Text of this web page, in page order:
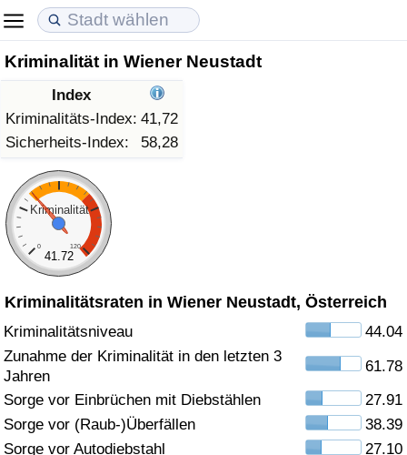
Kriminalität in Wiener Neustadt
Index
Kriminalitäts-Index: 41,72
Sicherheits-Index:
58,28
Kriminalität
0 120
41.72
Kriminalitätsraten in Wiener Neustadt, Österreich
Kriminalitätsniveau
44.04
Zunahme der Kriminalität in den letzten 3
Jahren
61.78
Sorge vor Einbrüchen mit Diebstählen
27.91
Sorge vor (Raub-)Überfällen
38.39
Sorge vor Autodiebstahl
27.10
Lebenshaltungskosten
Lebenshaltungskosten-Index (aktuell)
Lebenshaltungskosten-Index
Lebenshaltungskosten-Index nach Land
in Akaba
Immobilienpreise
Immobilienpreis-Index (aktuell)
Immobilienpreis-Index
Immobilienpreis-Index nach Land
Lebensqualität
Lebensqualität-Index
Lebensqualität-Index (aktuell)
Lebensqualitätsindex nach Land
Kriminalität
Kriminalitäts-Index (aktuell)
Kriminalitäts-Index
Kriminalitätsindex nach Land
Gesundheitsversorgung